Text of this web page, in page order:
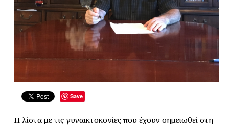
Save
Η λίστα με τις γυναικτοκονίες που έχουν σημειωθεί στη